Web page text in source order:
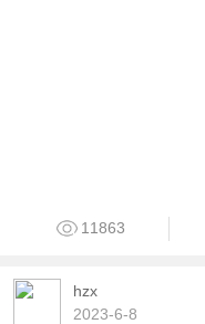
11863
hzx
2023-6-8